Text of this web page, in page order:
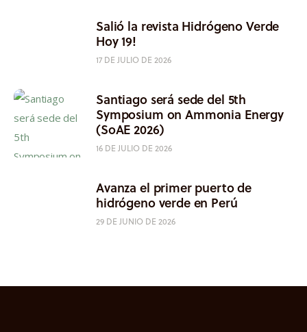
Salió la revista Hidrógeno Verde
Hoy 19!
17 DE JULIO DE 2026
Santiago será sede del 5th
Symposium on Ammonia Energy
(SoAE 2026)
16 DE JULIO DE 2026
Avanza el primer puerto de
hidrógeno verde en Perú
29 DE JUNIO DE 2026